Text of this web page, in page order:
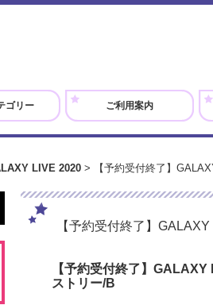
ゴリー ご利用案内
LIVE 2020 > 【予約受付終了】
【予約受付終了】
【予約受付終了】
ストリー/B